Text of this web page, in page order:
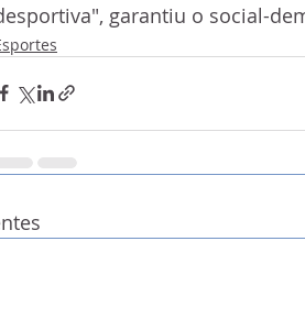
garantiu o social-